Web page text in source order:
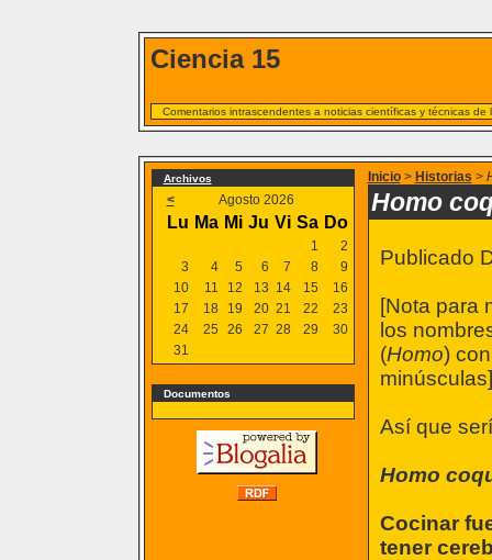
Ciencia 15
Comentarios intrascendentes a noticias científicas y técnicas de
Archivos
< Agosto 2026
Lu Ma Mi Ju Vi Sa Do
1
2
3
4 5 6 7 8
9
10
11 12 13 14 15
16
17
18 19 20 21 22
23
24
25 26 27 28 29
30
31
Documentos
Inicio> Historias >
Homo
Publicado
[Nota para
los
(Homo)
minúsculas]
Así que
Homo
Cocinar
tener